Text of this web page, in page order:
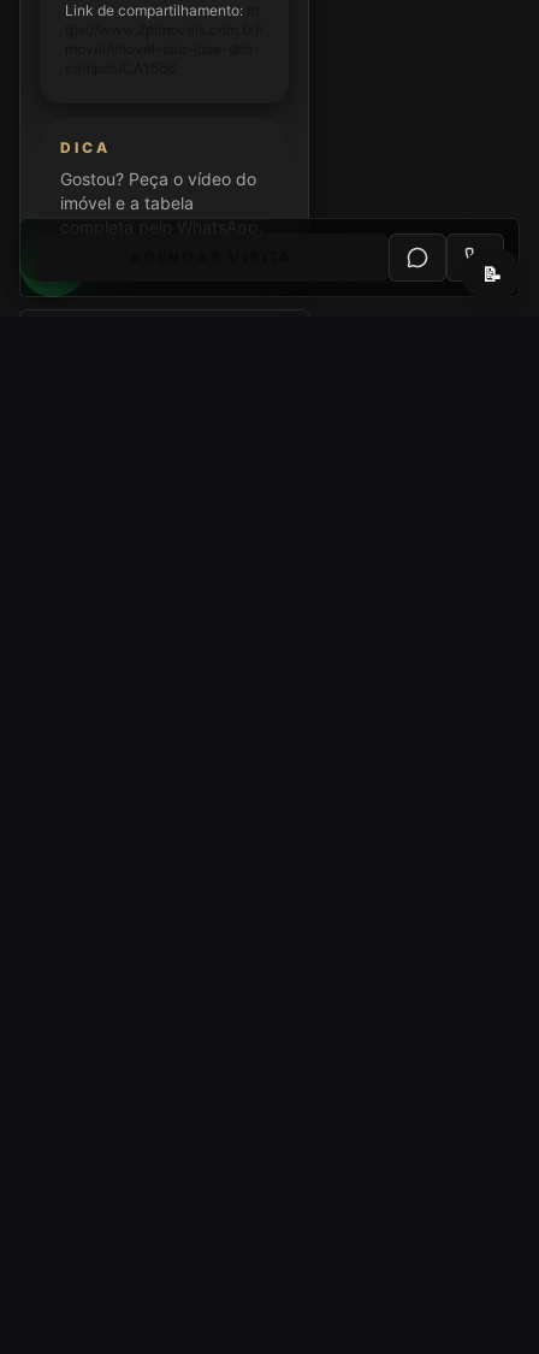
Link de compartilhamento:
DICA
Gostou? Peça o vídeo do
imóvel e a tabela
completa pelo WhatsApp.
📝